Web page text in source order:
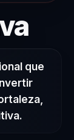
–
que